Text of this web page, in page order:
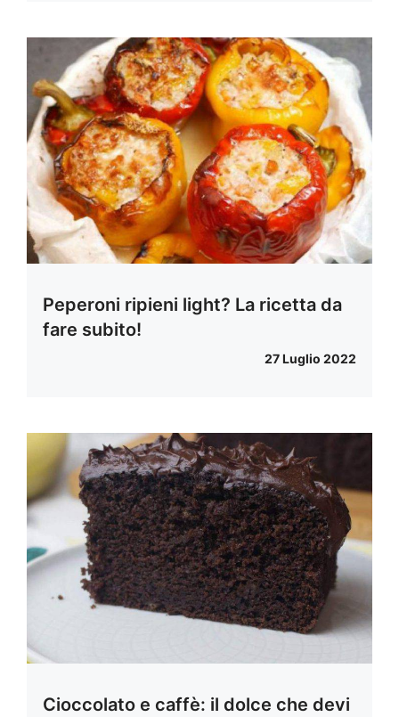
Peperoni ripieni light? La ricetta da
fare subito!
27 Luglio 2022
Cioccolato e caffè: il dolce che devi